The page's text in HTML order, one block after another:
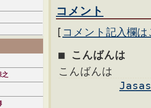
之
コメント
[ コメント記入欄
■ こんばんは
こんばんは